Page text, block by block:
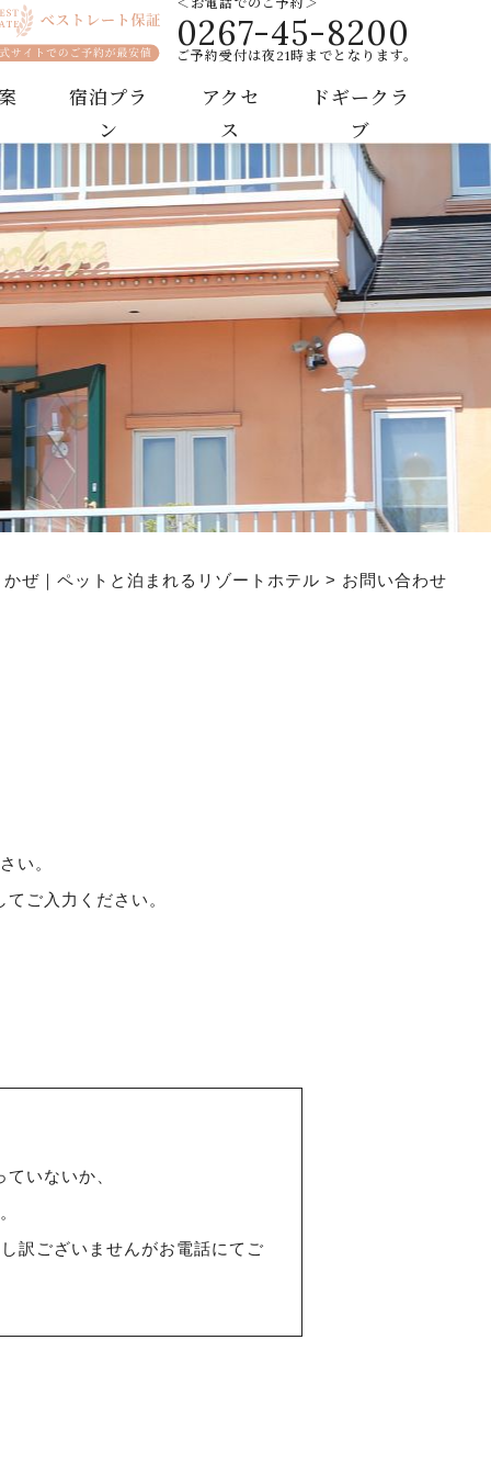
0267-45-8200
ご予約受付は夜21時までとなります。
宿泊プラ
ン
アクセ
ス
ドギークラ
ブ
ぜ｜ペットと泊まれるリゾートホテル > お問い合わせ
い。
ご入力ください。
いないか、
訳ございませんがお電話にてご